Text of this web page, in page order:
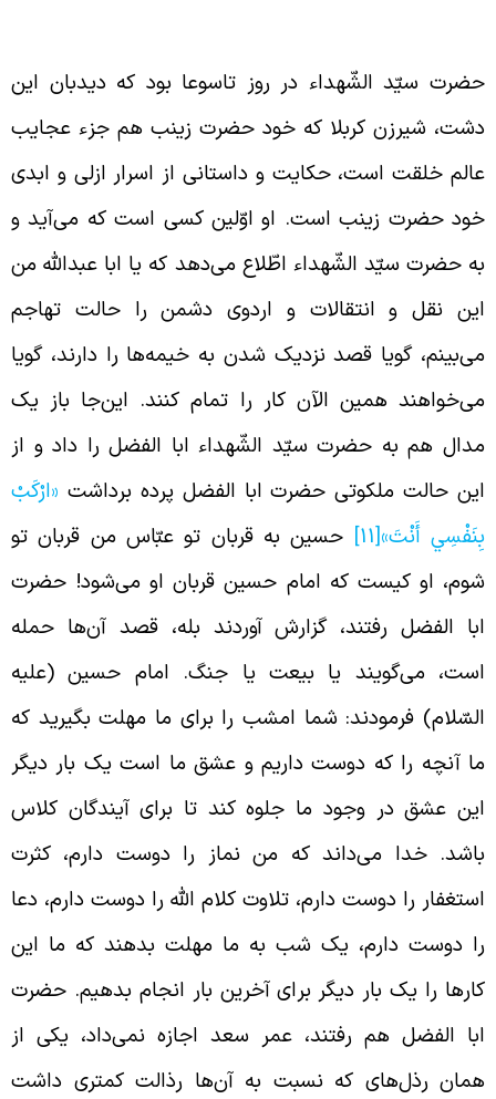
سیّد الشّهداء در روز تاسوعا بود که دیدبان این
شیرزن کربلا که خود حضرت زینب هم جزء عجایب
خلقت است، حکایت و داستانی از اسرار ازلی و ابدی
حضرت زینب است. او اوّلین کسی است که می‌آید و
حضرت سیّد الشّهداء اطّلاع می‌دهد که یا ابا عبدالله من
نقل و انتقالات و اردوی دشمن را حالت تهاجم
گویا قصد نزدیک شدن به خیمه‌ها را دارند، گویا
همین الآن کار را تمام کنند. این‌جا باز یک
هم به حضرت سیّد الشّهداء ابا الفضل را داد و از
حالت ملکوتی حضرت ابا الفضل پرده برداشت«ارْكَبْ
أَنْتَ»[11]
حسین به قربان تو عبّاس من قربان تو
او کیست که امام حسین قربان او می‌شود! حضرت
الفضل رفتند، گزارش آوردند بله، قصد آن‌ها حمله
می‌گویند یا بیعت یا جنگ. امام حسین (علیه
فرمودند: شما امشب را برای ما مهلت بگیرید که
آنچه را که دوست داریم و عشق ما است یک بار دیگر
عشق در وجود ما جلوه کند تا برای آیندگان کلاس
خدا می‌داند که من نماز را دوست دارم، کثرت
را دوست دارم، تلاوت کلام الله را دوست دارم، دعا
دوست دارم، یک شب به ما مهلت بدهند که ما این
را یک بار دیگر برای آخرین بار انجام بدهیم. حضرت
الفضل هم رفتند، عمر سعد اجازه نمی‌داد، یکی از
رذل‌های که نسبت به آن‌ها رذالت کمتری داشت